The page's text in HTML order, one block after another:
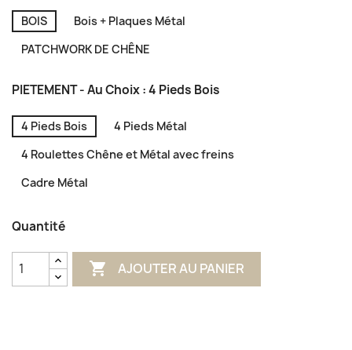
BOIS
Bois + Plaques Métal
PATCHWORK DE CHÊNE
PIETEMENT - Au Choix : 4 Pieds Bois
4 Pieds Bois
4 Pieds Métal
4 Roulettes Chêne et Métal avec freins
Cadre Métal
Quantité
 AJOUTER AU PANIER